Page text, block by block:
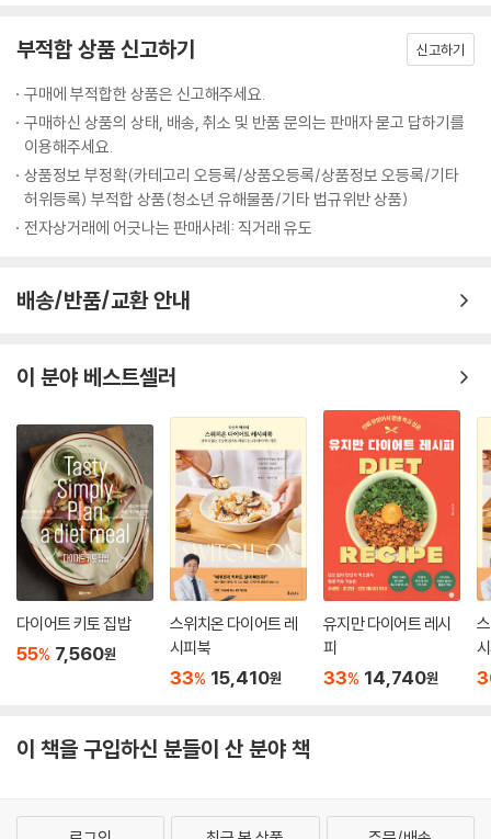
며, 외부 스트레스에 대한 저항력을 떨어뜨린다. 그리고 이 모든 것은 우리
의 체중조절시스템을 망가뜨려 점점 살찌는 몸으로 변화시킨다. 따라서 살
을 빼고 싶다면 단순히 칼로리를 줄이거나 특정 영양소만 먹는 식이요법,
혹은 식욕억제제를 복용할 게 아니라 하루 빨리 ‘내 몸 청소’부터 해야 한
다.
‘4주 해독다이어트’는 우리 몸의 나쁜 독소와 체지방을 최대한 빼내서 몸
의 조절기능을 회복하게 하는 다이어트 방법이다. 해독을 통해 망가진 체
수많은 다이어트에 좌절하여 눈물짓던 비만자들이 체중감량에 성공하고
을 수 있다.
의사와 다이어터 사이,
몸으로 직접 실험하며 만든 해독다이어트
대한민국 최고의 다이어트 멘토이자 자칭 ‘살찌기 쉬운 남자’인 박용우 박
사는, 2001년 처음 다이어트를 시작한 이래 지금까지 13년간 꾸준히 다이
어트를 해오고 있다. 물만 먹어도 살찌는 체질인 데다 술과 안주를 사랑하
는 탓에, 지금까지 숱하게 다이어트를 했고 시행착오도 겪으며 살아왔다.
비만전문의로서는 치명적인 조건이지만, 한편으로는 그렇기 때문에 누구
보다 다이어터의 고충을 잘 이해하며, 현실적이고 실천 가능한 해법을 제
시하고 있다. 예를 들어 ‘4주 해독다이어트’의 실행 방법으로 제시한 단백
해독작용에 꼭 필요한 고단백 식사와 필수 영양소 섭취를 간편하게 해결할
그렇다면 왜 4주일까?
그러다 해독다이어트를 하게 되었는데, 이건 정말 확실하더군요. 지금까지
일 없을 것 같아요.
- 오금숙 (30대 여성)
아침을 거른 채 직장에 나가고, 빵과 달고, 기름진 음식을 좋아하던 저는 해
독다이어트를 통해 큰 변화가 생겼습니다. 늘 내 몸을 무겁게 하던 뱃살이
빠졌거든요. 중년의 인격이라고 스스로 위로하던 뱃살이 없어지니, 10년
했던 게 좋은 결과를 낸 것 같습니다. 저와 비슷한 중년들에게 바쁜 삶을 잠
시 멈추고 내 몸과 내 건강을 살필 시간을 가져보라고 꼭 말해주고 싶습니
김중환 (50대 남성)
부적합 상품 신고하기 신고하기
구매에 부적합한 상품은 신고해주세요.
구매하신 상품의 상태, 배송, 취소 및 반품 문의는 판매자 묻고 답하기를
이용해주세요.
상품정보 부정확(카테고리 오등록/상품오등록/상품정보 오등록/기타
허위등록) 부적합 상품(청소년 유해물품/기타 법규위반 상품)
전자상거래에 어긋나는 판매사례: 직거래 유도
배송/반품/교환 안내
이 분야 베스트셀러
다이어트 키토 집밥
55% 7,560원
스위치온 다이어트 레
시피북
33% 15,410원
유지만 다이어트 레시
피
33% 14,740원
이 책을 구입하신 분들이 산 분야 책